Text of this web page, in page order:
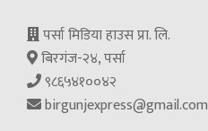
पर्सा मिडिया हाउस प्रा. लि.
बिरगंज-२४, पर्सा
९८६५४१००४२
birgunjexpress@gmail.com